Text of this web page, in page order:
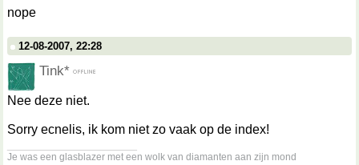
nope
12-08-2007, 22:28
Tink*
Nee deze niet.
Sorry ecnelis, ik kom niet zo vaak op de index!
Je was een glasblazer met een wolk van diamanten aan zijn mond